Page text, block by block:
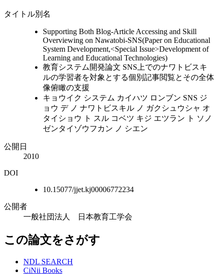
タイトル別名
Supporting Both Blog-Article Accessing and Skill
Overviewing on Nawatobi-SNS(Paper on Educational
System Development,<Special Issue>Development of
Learning and Educational Technologies)
教育システム開発論文 SNS上でのナワトビスキ
ルの学習者を対象とする個別記事閲覧とその全体
像俯瞰の支援
キョウイク システム カイハツ ロンブン SNS ジ
ョウ デ ノ ナワトビスキル ノ ガクシュウシャ オ
タイショウ ト スル コベツ キジ エツラン ト ソノ
ゼンタイゾウフカン ノ シエン
公開日
2010
DOI
10.15077/jjet.kj00006772234
公開者
一般社団法人 日本教育工学会
この論文をさがす
NDL SEARCH
CiNii Books